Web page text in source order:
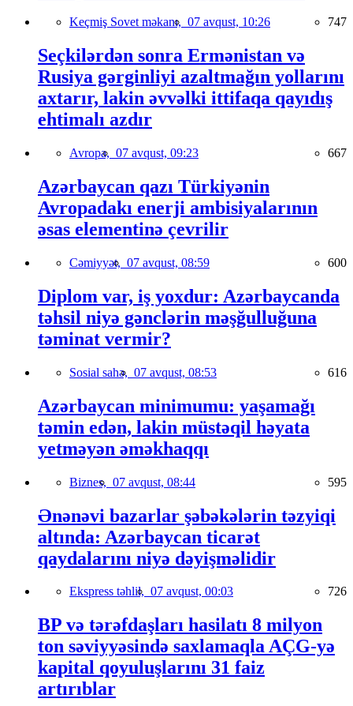
Keçmiş Sovet məkanı, 07 avqust, 10:26 747
Seçkilərdən sonra Ermənistan və
Rusiya gərginliyi azaltmağın yollarını
axtarır, lakin əvvəlki ittifaqa qayıdış
ehtimalı azdır
Avropa, 07 avqust, 09:23 667
Azərbaycan qazı Türkiyənin
Avropadakı enerji ambisiyalarının
əsas elementinə çevrilir
Cəmiyyət, 07 avqust, 08:59 600
Diplom var, iş yoxdur: Azərbaycanda
təhsil niyə gənclərin məşğulluğuna
təminat vermir?
Sosial sahə, 07 avqust, 08:53 616
Azərbaycan minimumu: yaşamağı
təmin edən, lakin müstəqil həyata
yetməyən əməkhaqqı
Biznes, 07 avqust, 08:44 595
Ənənəvi bazarlar şəbəkələrin təzyiqi
altında: Azərbaycan ticarət
qaydalarını niyə dəyişməlidir
Ekspress təhlil, 07 avqust, 00:03 726
BP və tərəfdaşları hasilatı 8 milyon
ton səviyyəsində saxlamaqla AÇG-yə
kapital qoyuluşlarını 31 faiz
artırıblar